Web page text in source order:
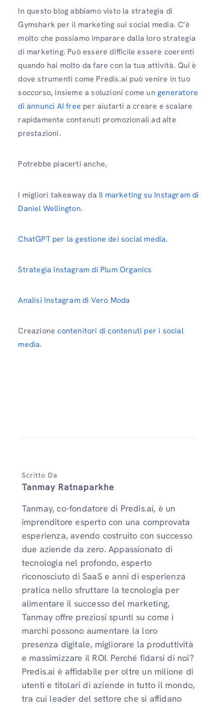
In questo blog abbiamo visto la strategia di
Gymshark per il marketing sui social media. C’è
molto che possiamo imparare dalla loro strategia
di marketing. Può essere difficile essere coerenti
quando hai molto da fare con la tua attività. Qui è
dove strumenti come Predis.ai può venire in tuo
soccorso, insieme a soluzioni come un generatore
di annunci AI free per aiutarti a creare e scalare
rapidamente contenuti promozionali ad alte
prestazioni.
Potrebbe piacerti anche,
I migliori takeaway da Il marketing su Instagram di
Daniel Wellington.
ChatGPT per la gestione dei social media.
Strategia Instagram di Plum Organics
Analisi Instagram di Vero Moda
Creazionecontenitori di contenuti per i social
media.
Scritto Da
Tanmay Ratnaparkhe
Tanmay, co-fondatore di Predis.ai, è un
imprenditore esperto con una comprovata
esperienza, avendo costruito con successo
due aziende da zero. Appassionato di
tecnologia nel profondo, esperto
riconosciuto di SaaS e anni di esperienza
pratica nello sfruttare la tecnologia per
alimentare il successo del marketing,
Tanmay offre preziosi spunti su come i
marchi possono aumentare la loro
presenza digitale, migliorare la produttività
e massimizzare il ROI. Perché fidarsi di noi?
Predis.ai è affidabile per oltre un milione di
utenti e titolari di aziende in tutto il mondo,
tra cui leader del settore che si affidano